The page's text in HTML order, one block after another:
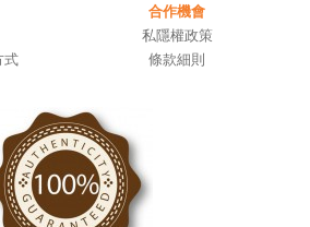
合作機會
私隱權政策
式
條款細則